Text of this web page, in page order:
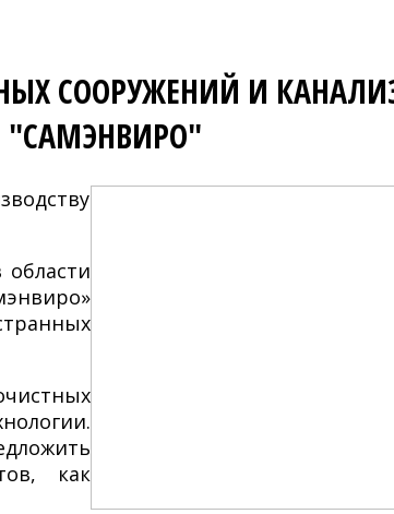
СООРУЖЕНИЙ И
"САМЭНВИРО"
как